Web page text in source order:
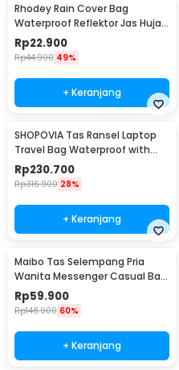
Rhodey Rain Cover Bag
Waterproof Reflektor Jas Hujan
Tas Ransel 45L - NB10
Rp22.900
Rp44.900 49%
+ Keranjang
SHOPOVIA Tas Ransel Laptop
Travel Bag Waterproof with
USB Port 35L - KC14
Rp230.700
Rp316.900 28%
+ Keranjang
Maibo Tas Selempang Pria
Wanita Messenger Casual Bag
Canvas Printing - 1125
Rp59.900
Rp148.900 60%
+ Keranjang